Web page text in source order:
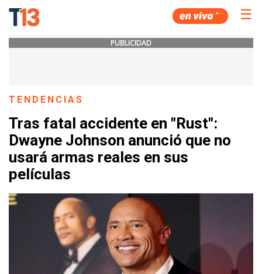
☰
PUBLICIDAD
TENDENCIAS
Tras fatal accidente en "Rust":
Dwayne Johnson anunció que no
usará armas reales en sus
películas